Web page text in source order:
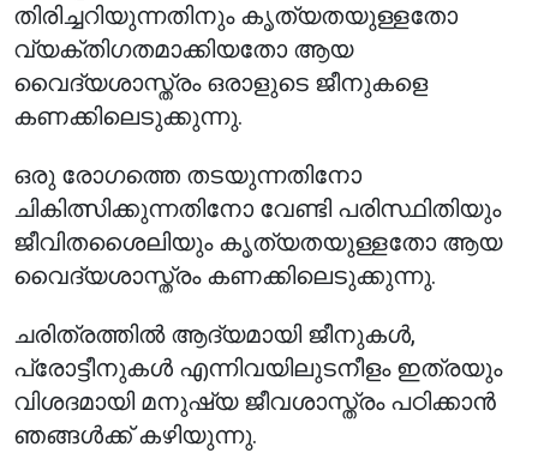
തിരിച്ചറിയുന്നതിനും കൃത്യതയുള്ളതോ
വ്യക്തിഗതമാക്കിയതോ ആയ
വൈദ്യശാസ്ത്രം ഒരാളുടെ ജീനുകളെ
കണക്കിലെടുക്കുന്നു.
ഒരു രോഗത്തെ തടയുന്നതിനോ
ചികിത്സിക്കുന്നതിനോ വേണ്ടി പരിസ്ഥിതിയും
ജീവിതശൈലിയും കൃത്യതയുള്ളതോ ആയ
വൈദ്യശാസ്ത്രം കണക്കിലെടുക്കുന്നു.
ചരിത്രത്തിൽ ആദ്യമായി ജീനുകൾ,
പ്രോട്ടീനുകൾ എന്നിവയിലുടനീളം ഇത്രയും
വിശദമായി മനുഷ്യ ജീവശാസ്ത്രം പഠിക്കാൻ
ഞങ്ങൾക്ക് കഴിയുന്നു.